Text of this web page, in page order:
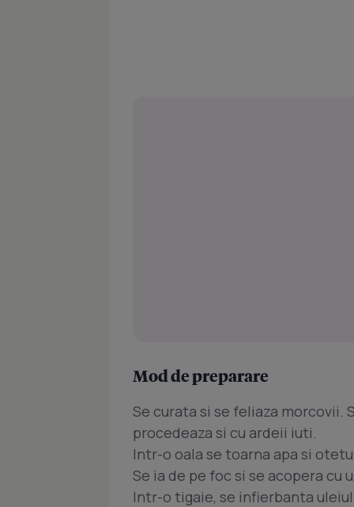
Mod de preparare
Se curata si se feliaza morcovii.
procedeaza si cu ardeii iuti.
Intr-o oala se toarna apa si
Se ia de pe foc si se acopera cu
Intr-o tigaie, se infierbanta